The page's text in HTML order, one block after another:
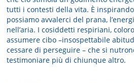
tutti i contesti della vita. È
possiamo avvalerci del prana,
nell’aria. I cosiddetti respiriani,
assumere cibo –insospettabile
cessare di perseguire – che si
testimoniare più di chiunque altro.